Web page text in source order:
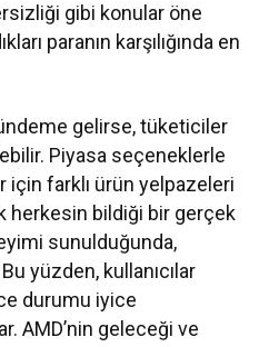
gibi konular öne
paranın karşılığında en
gelirse, tüketiciler
Piyasa seçeneklerle
için farklı ürün yelpazeleri
herkesin bildiği bir gerçek
sunulduğunda,
yüzden, kullanıcılar
durumu iyice
AMD’nin geleceği ve